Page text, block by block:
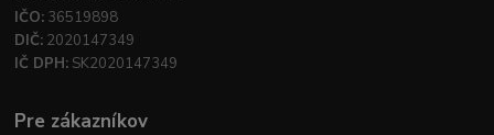
IČO: 36519898
DIČ: 2020147349
IČ DPH: SK2020147349
Pre zákazníkov